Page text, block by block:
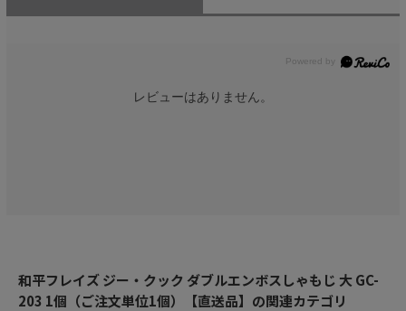
レビューはありません。
和平フレイズ ジー・クック ダブルエンボスしゃもじ 大 GC-
203 1個（ご注文単位1個）【直送品】の関連カテゴリ